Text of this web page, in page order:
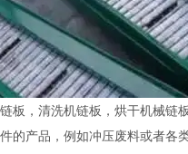
，清洗机链板，烘干机械链
的产品，例如冲压废料或者各